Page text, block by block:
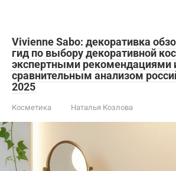
Vivienne Sabo: декоративка
гид по выбору декоративной
экспертными рекомендациями
сравнительным анализом
2025
Косметика Наталья Козлова